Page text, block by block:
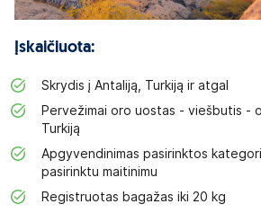
Įskaičiuota:
Skrydis į Antaliją, Turkiją ir atgal
Pervežimai oro uostas - viešbutis -
Turkiją
Apgyvendinimas pasirinktos
pasirinktu maitinimu
Registruotas bagažas iki 20 kg